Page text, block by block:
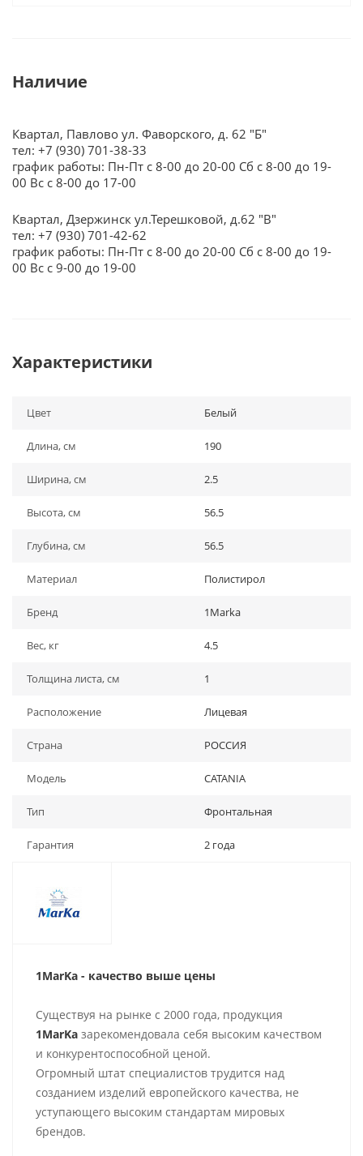
Наличие
Квартал, Павлово ул. Фаворского, д. 62 "Б"
тел: +7 (930) 701-38-33
график работы: Пн-Пт с 8-00 до 20-00 Сб с 8-00 до 19-
00 Вс с 8-00 до 17-00
Квартал, Дзержинск ул.Терешковой, д.62 "В"
тел: +7 (930) 701-42-62
график работы: Пн-Пт с 8-00 до 20-00 Сб с 8-00 до 19-
00 Вс с 9-00 до 19-00
Характеристики
Цвет Белый
Длина, см 190
Ширина, см 2.5
Высота, см 56.5
Глубина, см 56.5
Материал Полистирол
Бренд 1Marka
Вес, кг 4.5
Толщина листа, см 1
Расположение Лицевая
Страна РОССИЯ
Модель CATANIA
Тип Фронтальная
Гарантия 2 года
1MarKa - качество выше цены
Существуя на рынке с 2000 года, продукция
1MarKa зарекомендовала себя высоким качеством
и конкурентоспособной ценой.
Огромный штат специалистов трудится над
созданием изделий европейского качества, не
уступающего высоким стандартам мировых
брендов.